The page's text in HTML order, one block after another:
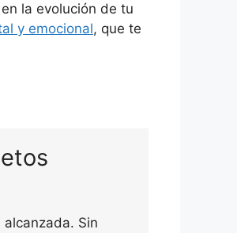
la evolución de tu
y emocional, que te
Sin